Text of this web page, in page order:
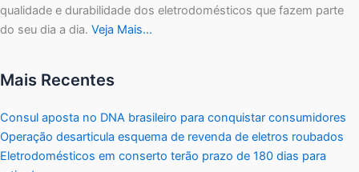
qualidade e durabilidade dos eletrodomésticos que fazem parte
do seu dia a dia. Veja Mais…
Mais Recentes
Consul aposta no DNA brasileiro para conquistar consumidores
Operação desarticula esquema de revenda de eletros roubados
Eletrodomésticos em conserto terão prazo de 180 dias para